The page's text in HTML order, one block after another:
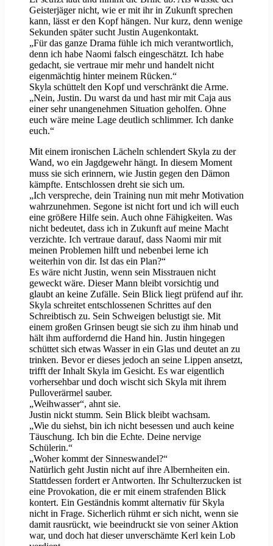
Geisterjäger nicht, wie er mit ihr in Zukunft sprechen
kann, lässt er den Kopf hängen. Nur kurz, denn wenige
Sekunden später sucht Justin Augenkontakt.
„Für das ganze Drama fühle ich mich verantwortlich,
denn ich habe Naomi falsch eingeschätzt. Ich habe
gedacht, sie vertraue mir mehr und handelt nicht
eigenmächtig hinter meinem Rücken.“
Skyla schüttelt den Kopf und verschränkt die Arme.
„Nein, Justin. Du warst da und hast mir mit Caja aus
einer sehr unangenehmen Situation geholfen. Ohne
euch wäre meine Lage deutlich schlimmer. Ich danke
euch.“
Mit einem ironischen Lächeln schlendert Skyla zu der
Wand, wo ein Jagdgewehr hängt. In diesem Moment
muss sie sich erinnern, wie Justin gegen den Dämon
kämpfte. Entschlossen dreht sie sich um.
„Ich verspreche, dein Training nun mit mehr Motivation
wahrzunehmen. Segone ist nicht fort und ich will euch
eine größere Hilfe sein. Auch ohne Fähigkeiten. Was
nicht bedeutet, dass ich in Zukunft auf meine Macht
verzichte. Ich vertraue darauf, dass Naomi mir mit
meinen Problemen hilft und nebenbei lerne ich
weiterhin von dir. Ist das ein Plan?“
Es wäre nicht Justin, wenn sein Misstrauen nicht
geweckt wäre. Dieser Mann bleibt vorsichtig und
glaubt an keine Zufälle. Sein Blick liegt prüfend auf ihr.
Skyla schreitet entschlossenen Schrittes auf den
Schreibtisch zu. Sein Schweigen belustigt sie. Mit
einem großen Grinsen beugt sie sich zu ihm hinab und
hält ihm auffordernd die Hand hin. Justin hingegen
schüttet sich etwas Wasser in ein Glas und deutet an zu
trinken. Bevor er dieses jedoch an seine Lippen ansetzt,
trifft der Inhalt Skyla im Gesicht. Es war eigentlich
vorhersehbar und doch wischt sich Skyla mit ihrem
Pulloverärmel sauber.
„Weihwasser“, ahnt sie.
Justin nickt stumm. Sein Blick bleibt wachsam.
„Wie du siehst, bin ich nicht besessen und auch keine
Täuschung. Ich bin die Echte. Deine nervige
Schülerin.“
„Woher kommt der Sinneswandel?“
Natürlich geht Justin nicht auf ihre Albernheiten ein.
Stattdessen fordert er Antworten. Ihr Schulterzucken ist
eine Provokation, die er mit einem strafenden Blick
kontert. Ein Geständnis kommt alternativ für Skyla
nicht in Frage. Sicherlich rühmt er sich nicht, wenn sie
damit rausrückt, wie beeindruckt sie von seiner Aktion
war, und doch hat dieser unverschämte Kerl kein Lob